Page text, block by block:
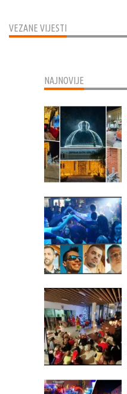
VEZANE VIJESTI
NAJNOVIJE